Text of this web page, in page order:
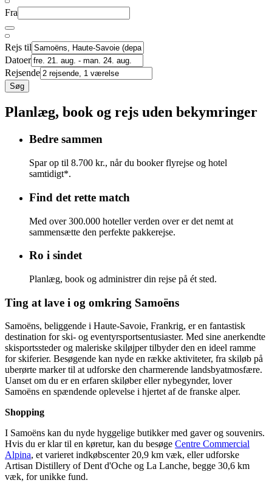
Fra
Rejs til
Datoer
Rejsende
Søg
Planlæg, book og rejs uden bekymringer
Bedre sammen
Spar op til 8.700 kr., når du booker flyrejse og hotel
samtidigt*.
Find det rette match
Med over 300.000 hoteller verden over er det nemt at
sammensætte den perfekte pakkerejse.
Ro i sindet
Planlæg, book og administrer din rejse på ét sted.
Ting at lave i og omkring Samoëns
Samoëns, beliggende i Haute-Savoie, Frankrig, er en fantastisk
destination for ski- og eventyrsportsentusiaster. Med sine anerkendte
skisportssteder og maleriske skiløjper tilbyder den en ideel ramme
for skiferier. Besøgende kan nyde en række aktiviteter, fra skiløb på
uberørte marker til at udforske den charmerende landsbyatmosfære.
Uanset om du er en erfaren skiløber eller nybegynder, lover
Samoëns en spændende oplevelse i hjertet af de franske alper.
Shopping
I Samoëns kan du nyde hyggelige butikker med gaver og souvenirs.
Hvis du er klar til en køretur, kan du besøge Centre Commercial
Alpina, et varieret indkøbscenter 20,9 km væk, eller udforske
Artisan Distillery of Dent d'Oche og La Lanche, begge 30,6 km
væk, for unikke fund.